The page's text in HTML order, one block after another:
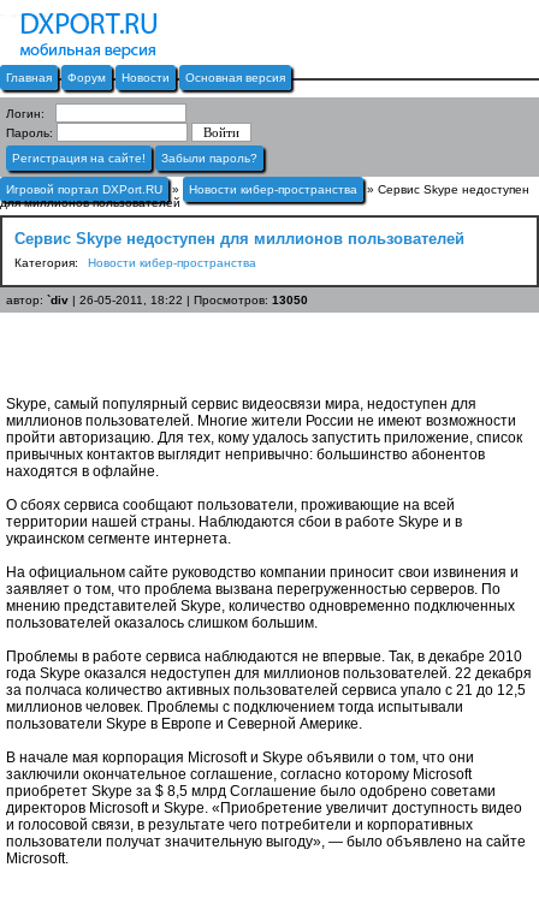
Главная Форум Новости Основная версия
Логин:
Пароль:
Регистрация на сайте!
Забыли пароль?
Игровой портал DXPort.RU » Новости кибер-пространства
» Сервис Skype недоступен
для миллионов пользователей
Сервис Skype недоступен для миллионов пользователей
Категория: Новости кибер-пространства
автор: `div | 26-05-2011, 18:22 | Просмотров: 13050
Skype, самый популярный сервис видеосвязи мира, недоступен для
миллионов пользователей. Многие жители России не имеют возможности
пройти авторизацию. Для тех, кому удалось запустить приложение, список
привычных контактов выглядит непривычно: большинство абонентов
находятся в офлайне.
О сбоях сервиса сообщают пользователи, проживающие на всей
территории нашей страны. Наблюдаются сбои в работе Skype и в
украинском сегменте интернета.
На официальном сайте руководство компании приносит свои извинения и
заявляет о том, что проблема вызвана перегруженностью серверов. По
мнению представителей Skype, количество одновременно подключенных
пользователей оказалось слишком большим.
Проблемы в работе сервиса наблюдаются не впервые. Так, в декабре 2010
года Skype оказался недоступен для миллионов пользователей. 22 декабря
за полчаса количество активных пользователей сервиса упало с 21 до 12,5
миллионов человек. Проблемы с подключением тогда испытывали
пользователи Skype в Европе и Северной Америке.
В начале мая корпорация Microsoft и Skype объявили о том, что они
заключили окончательное соглашение, согласно которому Microsoft
приобретет Skype за $ 8,5 млрд Соглашение было одобрено советами
директоров Microsoft и Skype. «Приобретение увеличит доступность видео
и голосовой связи, в результате чего потребители и корпоративных
пользователи получат значительную выгоду», — было объявлено на сайте
Microsoft.